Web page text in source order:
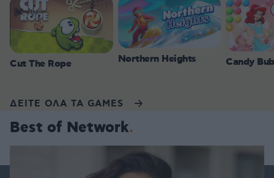
Cut The Rope Northern Heights Candy
ΔΕΙΤΕ ΟΛΑ ΤΑ GAMES
Best of Network